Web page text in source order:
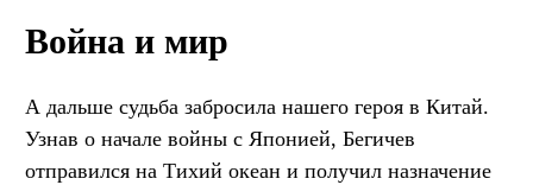
Война и мир
А дальше судьба забросила нашего героя в Китай.
Узнав о начале войны с Японией, Бегичев
отправился на Тихий океан и получил назначение